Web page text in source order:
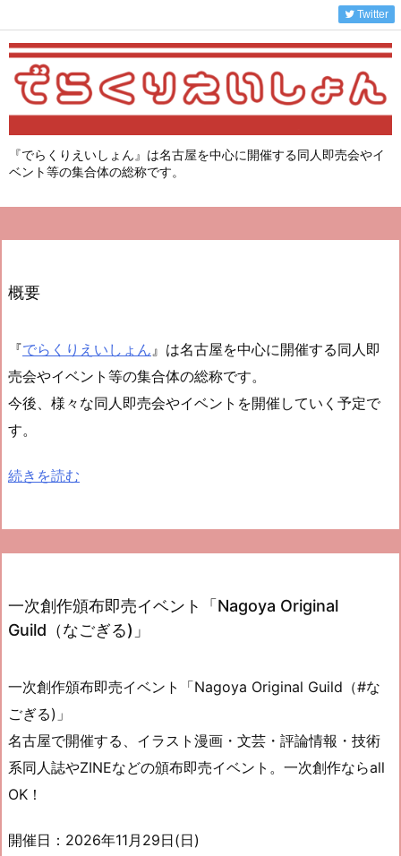
Twitter
『でらくりえいしょん』は名古屋を中心に開催する同人即売会やイ
ベント等の集合体の総称です。
概要
『でらくりえいしょん』は名古屋を中心に開催する同人即
売会やイベント等の集合体の総称です。
今後、様々な同人即売会やイベントを開催していく予定で
す。
続きを読む
要
一次創作頒布即売イベント「Nagoya Original
Guild（なごぎる)」
一次創作頒布即売イベント「Nagoya Original Guild（#な
ごぎる)」
名古屋で開催する、イラスト漫画・文芸・評論情報・技術
系同人誌やZINEなどの頒布即売イベント。一次創作ならall
OK！
開催日：2026年11月29日(日)